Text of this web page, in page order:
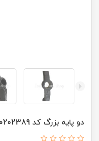
دو پایه بزرگ کد 00202389